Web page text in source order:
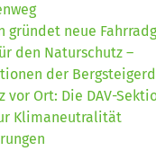
gründet neue
den Naturschutz –
der
vor Ort: Die DAV-
Klimaneutralität